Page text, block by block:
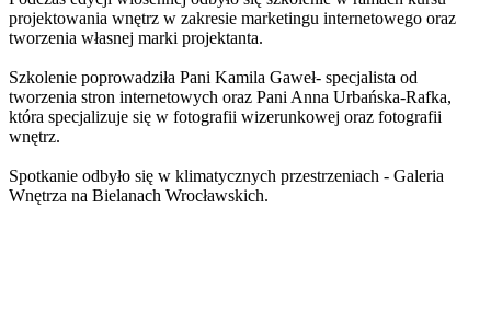
projektowania wnętrz w zakresie marketingu internetowego oraz
tworzenia własnej marki projektanta.
Szkolenie poprowadziła Pani Kamila Gaweł- specjalista od
tworzenia stron internetowych oraz Pani Anna Urbańska-Rafka,
która specjalizuje się w fotografii wizerunkowej oraz fotografii
wnętrz.
Spotkanie odbyło się w klimatycznych przestrzeniach - Galeria
Wnętrza na Bielanach Wrocławskich.